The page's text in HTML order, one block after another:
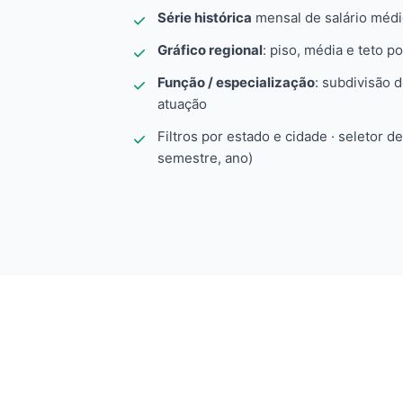
Série histórica mensal de salário
Gráfico regional: piso, média e teto
Função / especialização: subdivisão
atuação
Filtros por estado e cidade · seletor
semestre, ano)